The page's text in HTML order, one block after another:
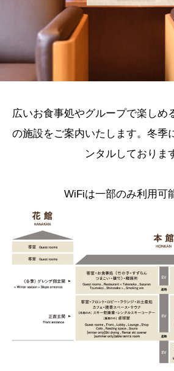
広いお食事処やグループで楽しめ
の施設をご案内いたします。冬季
ンタルしておりま
WiFiは一部のみ利用可